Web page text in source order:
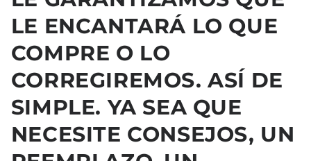
LE ENCANTARÁ LO QUE
COMPRE O LO
CORREGIREMOS. ASÍ DE
SIMPLE. YA SEA QUE
NECESITE CONSEJOS, UN